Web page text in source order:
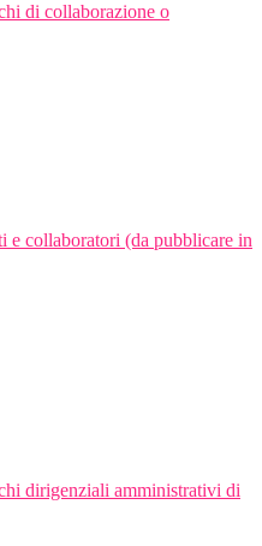
di collaborazione o
e collaboratori (da pubblicare in
dirigenziali amministrativi di